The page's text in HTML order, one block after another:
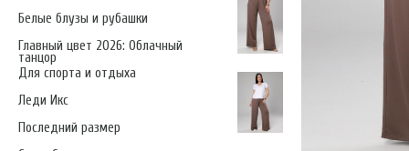
Белые блузы и рубашки
Главный цвет 2026: Облачный
танцор
Для спорта и отдыха
Леди Икс
Последний размер